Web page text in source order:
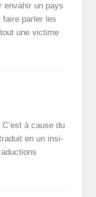
enva­hir un pays
faire par­ler les
une vic­time
à cause du
en un insi­